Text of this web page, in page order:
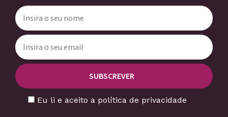
Eu li e aceito a política de privacidade